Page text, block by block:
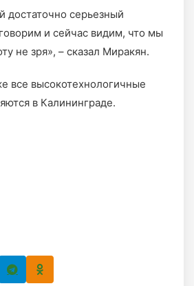
достаточно серьезный
и сейчас видим, что мы
не зря», – сказал Миракян.
все высокотехнологичные
в Калининграде.